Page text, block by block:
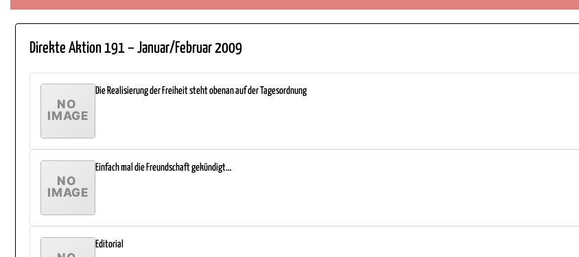
Direkte Aktion 191 – Januar/Februar 2009
Die Realisierung der Freiheit steht obenan auf der Tagesordnung
Einfach mal die Freundschaft gekündigt…
Editorial